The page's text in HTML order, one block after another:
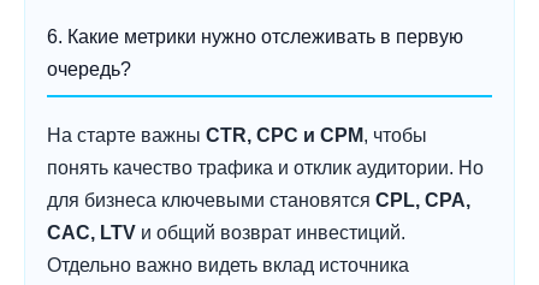
6. Какие метрики нужно отслеживать в первую
очередь?
На старте важны CTR, CPC и CPM, чтобы
понять качество трафика и отклик аудитории. Но
для бизнеса ключевыми становятся CPL, CPA,
CAC, LTV и общий возврат инвестиций.
Отдельно важно видеть вклад источника